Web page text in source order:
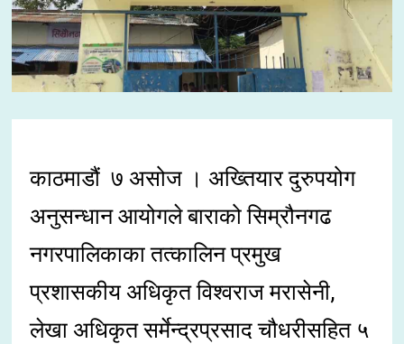
काठमाडौं ७ असोज । अख्तियार दुरुपयोग
अनुसन्धान आयोगले बाराको सिम्रौनगढ
नगरपालिकाका तत्कालिन प्रमुख
प्रशासकीय अधिकृत विश्वराज मरासेनी,
लेखा अधिकृत सर्मेन्द्रप्रसाद चौधरीसहित ५